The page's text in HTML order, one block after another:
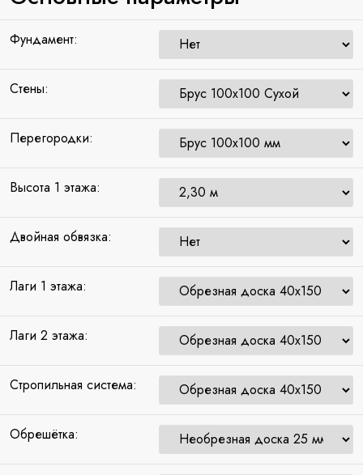
Фундамент:
Стены:
Перегородки:
Высота 1 этажа:
Двойная обвязка:
Лаги 1 этажа:
Лаги 2 этажа:
Стропильная система:
Обрешётка: